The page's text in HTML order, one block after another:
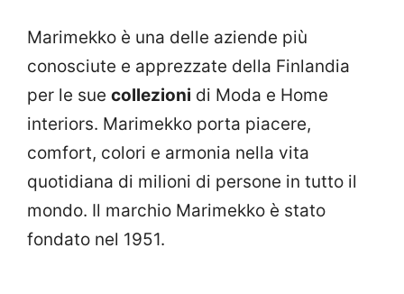
Marimekko è una delle aziende più
conosciute e apprezzate della Finlandia
per le sue collezioni di Moda e Home
interiors. Marimekko porta piacere,
comfort, colori e armonia nella vita
quotidiana di milioni di persone in tutto il
mondo. Il marchio Marimekko è stato
fondato nel 1951.